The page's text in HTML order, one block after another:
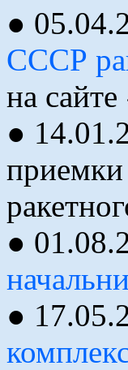
●
СССР
на
●
приемки
●
●